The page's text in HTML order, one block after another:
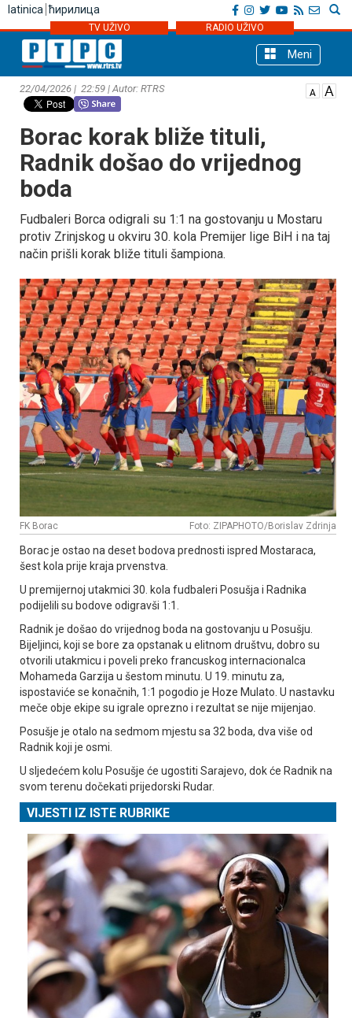
latinica ћирилица
TV UŽIVO RADIO UŽIVO
Meni
22/04/2026 | 22:59 | Autor: RTRS
Borac korak bliže tituli,
Radnik došao do vrijednog
boda
Fudbaleri Borca odigrali su 1:1 na gostovanju u Mostaru
protiv Zrinjskog u okviru 30. kola Premijer lige BiH i na taj
način prišli korak bliže tituli šampiona.
FK Borac Foto: ZIPAPHOTO/Borislav Zdrinja
Borac je ostao na deset bodova prednosti ispred Mostaraca,
šest kola prije kraja prvenstva.
U premijernoj utakmici 30. kola fudbaleri Posušja i Radnika
podijelili su bodove odigravši 1:1.
Radnik je došao do vrijednog boda na gostovanju u Posušju.
Bijeljinci, koji se bore za opstanak u elitnom društvu, dobro su
otvorili utakmicu i poveli preko francuskog internacionalca
Mohameda Garzija u šestom minutu. U 19. minutu za,
ispostaviće se konačnih, 1:1 pogodio je Hoze Mulato. U nastavku
meče obje ekipe su igrale oprezno i rezultat se nije mijenjao.
Posušje je otalo na sedmom mjestu sa 32 boda, dva više od
Radnik koji je osmi.
U sljedećem kolu Posušje će ugostiti Sarajevo, dok će Radnik na
svom terenu dočekati prijedorski Rudar.
VIJESTI IZ ISTE RUBRIKE